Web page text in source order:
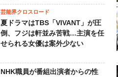
芸能界クロスロード
夏ドラマはTBS「VIVANT」が圧
倒、フジは軒並み苦戦…主演を任
せられる女優は案外少ない
NHK職員が番組出演者からの性